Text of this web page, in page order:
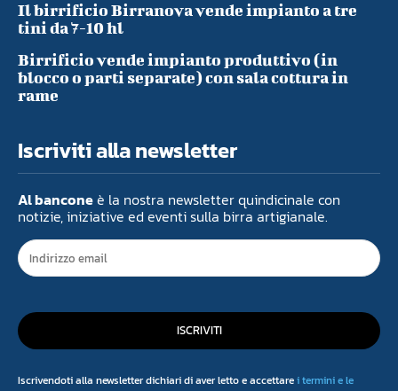
Il birrificio Birranova vende impianto a tre
tini da 7-10 hl
Birrificio vende impianto produttivo (in
blocco o parti separate) con sala cottura in
rame
Iscriviti alla newsletter
Al banconeè la nostra newsletter quindicinale con
notizie, iniziative ed eventi sulla birra artigianale.
ISCRIVITI
Iscrivendoti alla newsletter dichiari di aver letto e accettarei termini e le